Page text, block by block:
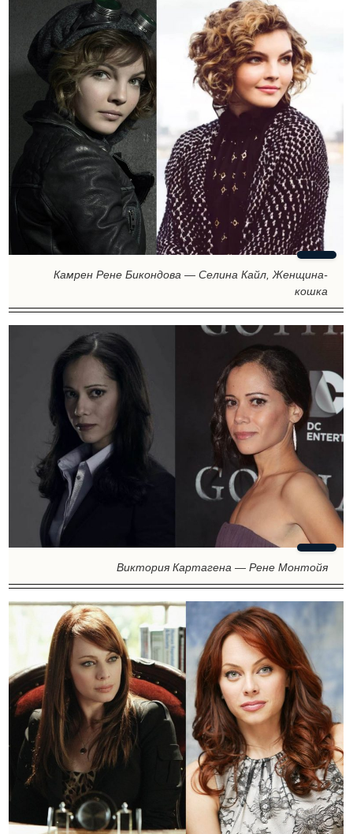
Камрен Рене Бикондова — Селина Кайл, Женщина-
кошка
Виктория Картагена — Рене Монтойя